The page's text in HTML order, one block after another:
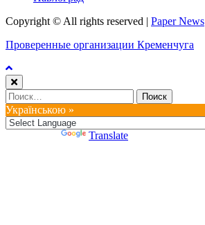
Copyright © All rights reserved | Paper News
Проверенные организации Кременчуга
Найти:
Українською »
Translate